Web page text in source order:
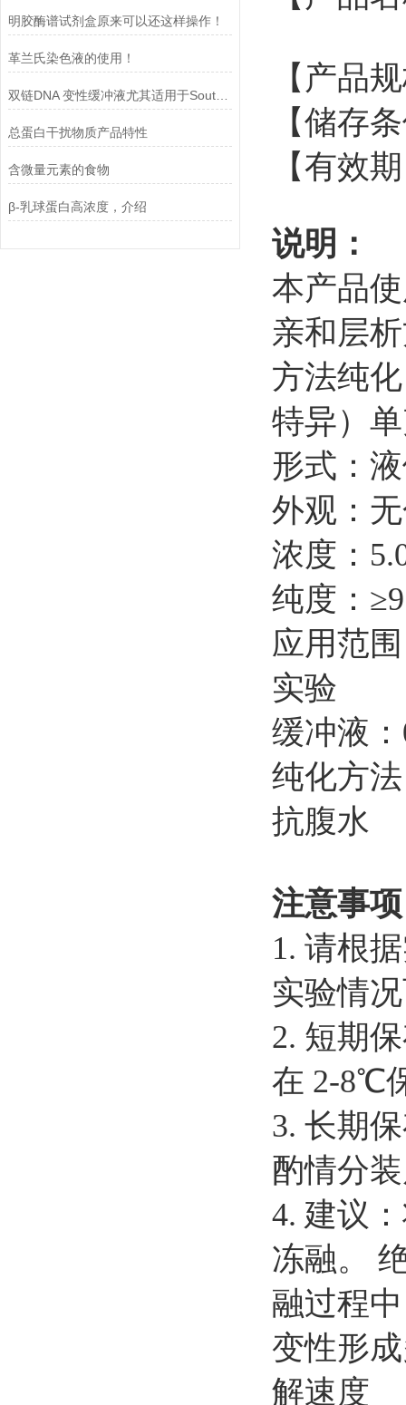
明胶酶谱试剂盒原来可以还这样操作！
革兰氏染色液的使用！
双链DNA 变性缓冲液尤其适用于Southern blot 实验
总蛋白干扰物质产品特性
含微量元素的食物
β-乳球蛋白高浓度，介绍
【产品
【储存
【有效
说明：
本产品
亲和层
方法纯
特异）
形式：
外观：
浓度：
纯度：
应用范
实验
缓冲液：
纯化方
抗腹水
注意事
1. 请根
实验情
2. 短期
在 2-8℃
3. 长期
酌情分
4. 建议
冻融。
融过程
变性形
解速度